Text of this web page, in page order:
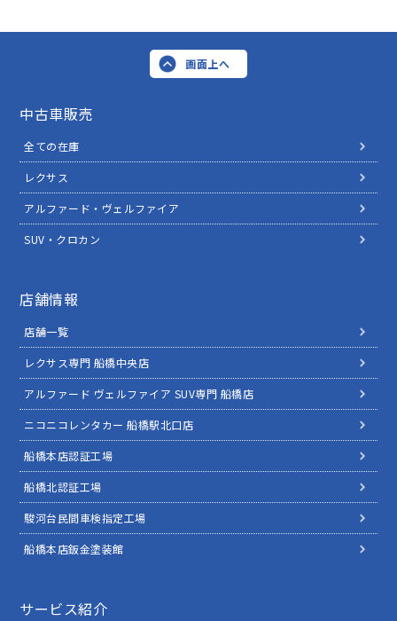
画面上へ
中古車販売
全ての在庫
レクサス
アルファード・ヴェルファイア
SUV・クロカン
店舗情報
店舗一覧
レクサス専門 船橋中央店
アルファード ヴェルファイア SUV専門 船橋店
ニコニコレンタカー 船橋駅北口店
船橋本店認証工場
船橋北認証工場
駿河台民間車検指定工場
船橋本店鈑金塗装館
サービス紹介